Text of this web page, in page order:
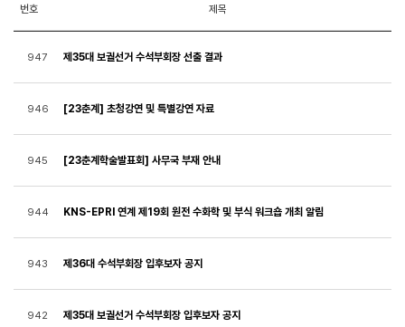
번호 제목
947 제35대 보궐선거 수석부회장 선출 결과
946 [23춘계] 초청강연 및 특별강연 자료
945 [23춘계학술발표회] 사무국 부재 안내
944 KNS-EPRI 연계 제19회 원전 수화학 및 부식 워크숍 개최 알림
943 제36대 수석부회장 입후보자 공지
942 제35대 보궐선거 수석부회장 입후보자 공지